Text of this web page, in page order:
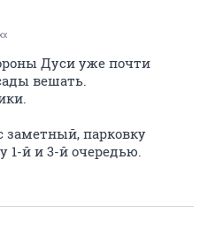
Дуси уже почти
вешать.
заметный, парковку
й и 3-й очередью.